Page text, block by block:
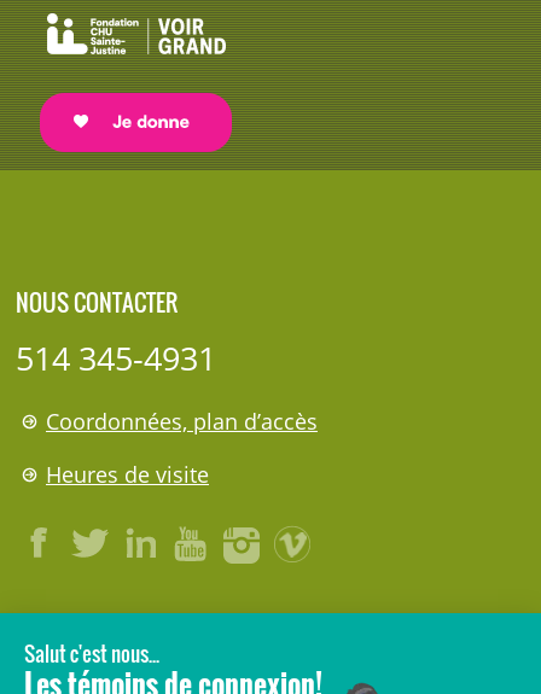
NOUS CONTACTER
514 345-4931
Coordonnées, plan d’accès
Heures de visite
LÉGAL
© 2006-2026CHU Sainte-Justine.